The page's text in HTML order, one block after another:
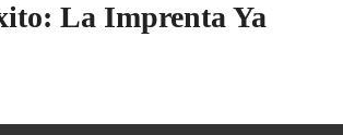
La Imprenta Ya